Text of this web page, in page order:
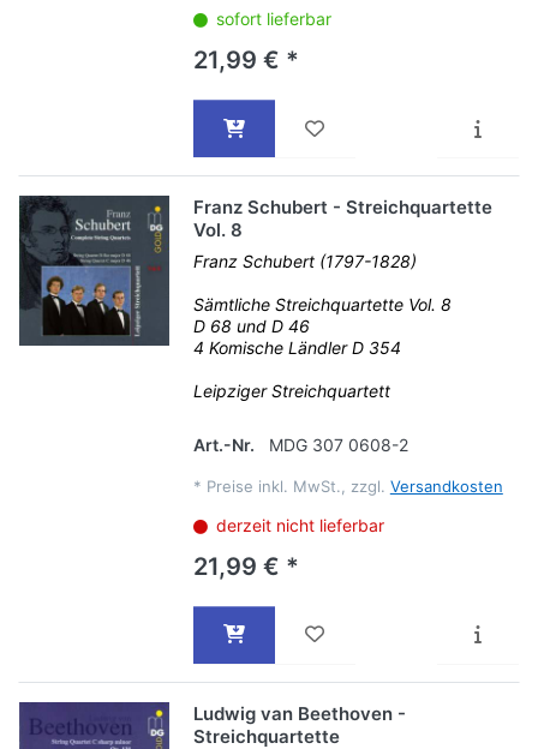
sofort lieferbar
21,99 € *
Franz Schubert - Streichquartette
Vol. 8
Franz Schubert (1797-1828)
Sämtliche Streichquartette Vol. 8
D 68 und D 46
4 Komische Ländler D 354
Leipziger Streichquartett
Art.-Nr. MDG 307 0608-2
* Preise inkl. MwSt., zzgl. Versandkosten
derzeit nicht lieferbar
21,99 € *
Ludwig van Beethoven -
Streichquartette